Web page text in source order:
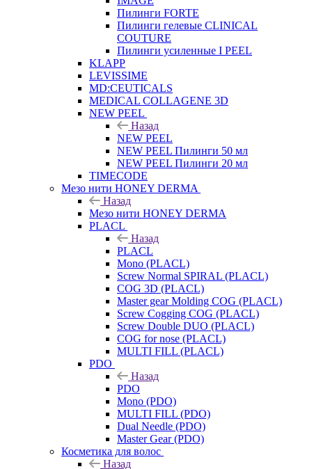
Пилинги FORTE
Пилинги гелевые CLINICAL
COUTURE
Пилинги усиленные I PEEL
KLAPP
LEVISSIME
MD:CEUTICALS
MEDICAL COLLAGENE 3D
NEW PEEL
Назад
NEW PEEL
NEW PEEL Пилинги 50 мл
NEW PEEL Пилинги 20 мл
TIMECODE
Мезо нити HONEY DERMA
Назад
Мезо нити HONEY DERMA
PLACL
Назад
PLACL
Mono (PLACL)
Screw Normal SPIRAL (PLACL)
COG 3D (PLACL)
Master gear Molding COG (PLACL)
Screw Cogging COG (PLACL)
Screw Double DUO (PLACL)
COG for nose (PLACL)
MULTI FILL (PLACL)
PDO
Назад
PDO
Mono (PDO)
MULTI FILL (PDO)
Dual Needle (PDO)
Master Gear (PDO)
Косметика для волос
Назад